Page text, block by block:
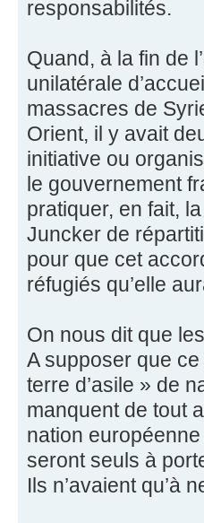
responsabilités.
Quand, à la fin de
unilatérale
massacres de
Orient, il y avait
initiative ou
le gouvernement
pratiquer, en fait,
Juncker de
pour que cet
réfugiés qu’elle
On nous dit que
A supposer que
terre d’asile » de
manquent de tout
nation
seront seuls à
Ils n’avaient qu’à